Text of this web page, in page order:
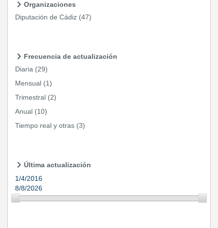
Organizaciones
Diputación de Cádiz (47)
Frecuencia de actualización
Diaria (29)
Mensual (1)
Trimestral (2)
Anual (10)
Tiempo real y otras (3)
Última actualización
1/4/2016
8/8/2026